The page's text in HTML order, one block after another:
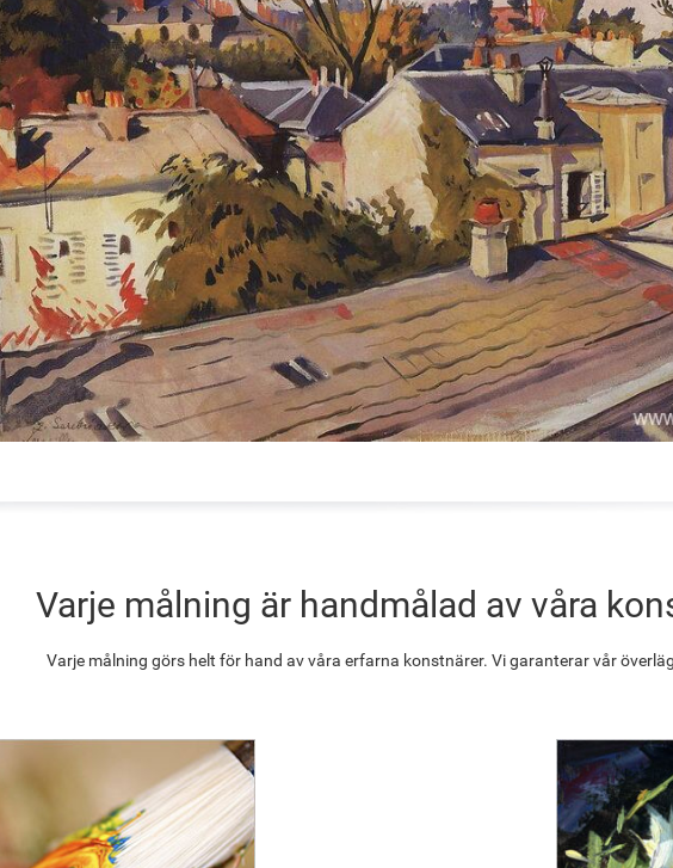
Varje målning är handmålad av våra
Varje målning görs helt för hand av våra erfarna konstnärer. Vi garanterar vår